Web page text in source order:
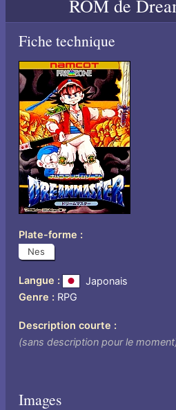
ROM de
Fiche technique
Plate-forme
Nes
Langue
Japonais
Genre
RPG
Description courte
(sans description pour le
Images